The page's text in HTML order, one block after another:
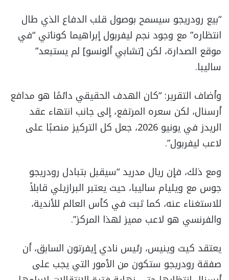
“بيع رودريجو سيسمح بوصول قلب الدفاع الذي طال
انتظاره” مع وجود نجم ليفربول إبراهيما كوناتي “في
موقع الصدارة، لكن [تشابي ألونسو] لم يستبعد”
ساليبا.
وأضاف التقرير: “كان الهدف الحقيقي دائمًا هو مدافع
أرسنال، لكن سعره المرتفع، إلى جانب انتهاء عقد
الريدز في يونيو 2026، جعل كل التركيز منصبًا على
لاعب ليفربول”.
ومع ذلك، فإن ريال مدريد “سيقبل بتبادل رودريجو
جوس مع ويليام ساليبا، حيث يعتبر البرازيلي قابلاً
للاستغناء عنه، كما ثبت في كأس العالم للأندية،
والفرنسي هو لاعب مميز لهذا المركز”.
يعتقد كيث وينيس، رئيس نادي إيفرتون السابق، أن
صفقة رودريجو ستكون من الأمور التي يجب على